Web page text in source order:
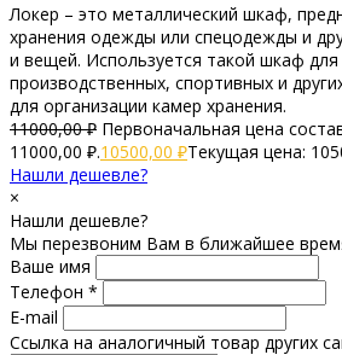
Локер – это металлический шкаф,
хранения одежды или спецодежды и
и вещей. Используется такой шкаф для
производственных, спортивных и
для организации камер хранения.
11000,00₽ Первоначальная цена
11000,00 ₽.10500,00 ₽Текущая цена:
Нашли дешевле?
×
Нашли дешевле?
Мы перезвоним Вам в ближайшее
Ваше имя
Телефон *
E-mail
Ссылка на аналогичный товар других